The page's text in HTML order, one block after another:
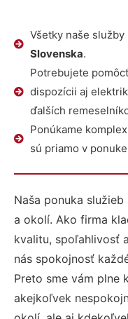
Všetky naše
Slovenska.
Potrebujete
dispozícii aj
ďalších
Ponúkame
sú priamo v
Naša ponuka služieb
a okolí. Ako firma
kvalitu, spoľahlivosť
nás spokojnosť
Preto sme vám plne
akejkoľvek